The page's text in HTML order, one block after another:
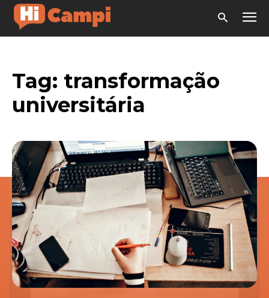
Tag: transformação
universitária